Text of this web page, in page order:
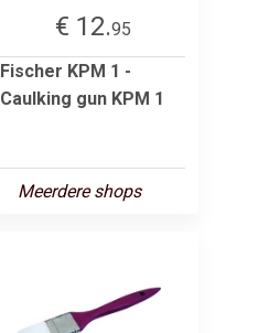
€ 12.95
Fischer KPM 1 -
Caulking gun KPM 1
Meerdere shops